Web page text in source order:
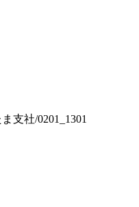
支社/0201_1301